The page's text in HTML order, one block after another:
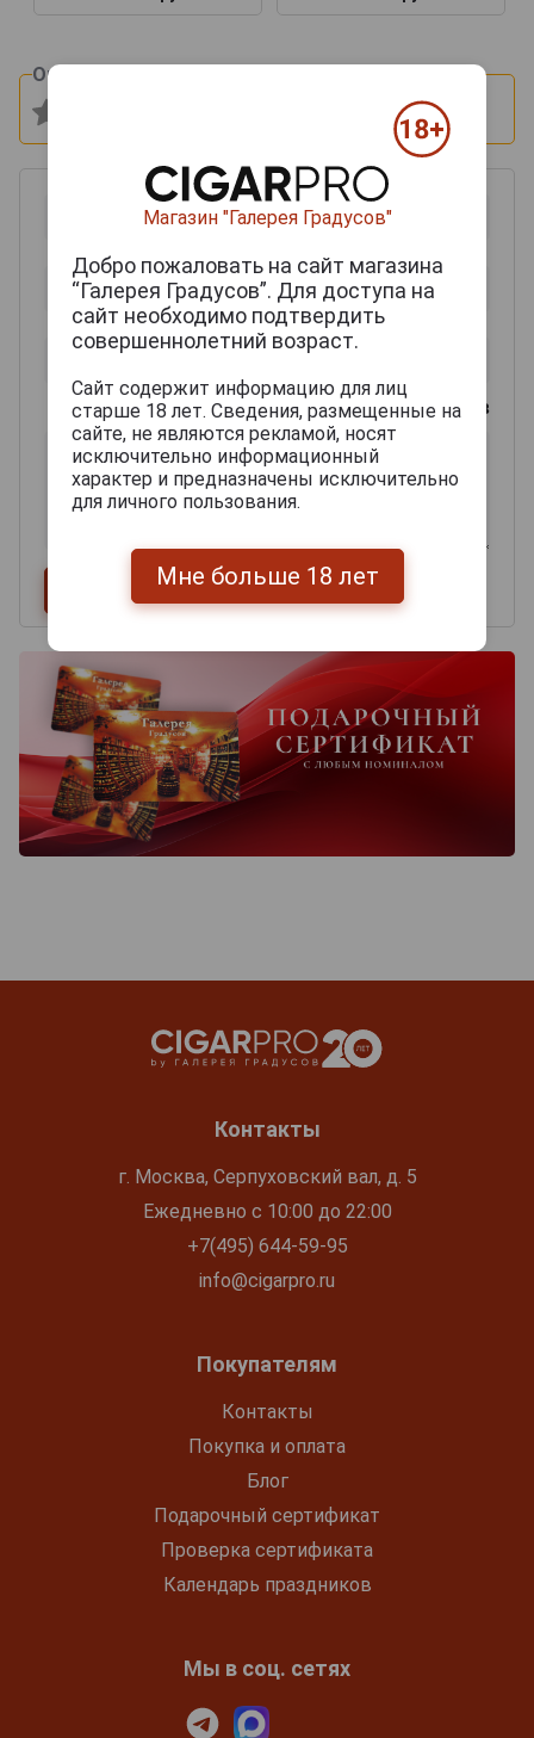
Оцените и напишите отзыв:
0из 2000 знаков
Контакты
г. Москва, Серпуховский вал, д. 5
Ежедневно с 10:00 до 22:00
+7(495) 644-59-95
info@cigarpro.ru
Покупателям
Контакты
Покупка и оплата
Блог
Подарочный сертификат
Проверка сертификата
Календарь праздников
Мы в соц. сетях
Магазин "Галерея Градусов"
Добро пожаловать на сайт магазина
“Галерея Градусов”. Для доступа на
сайт необходимо подтвердить
совершеннолетний возраст.
Сайт содержит информацию для лиц
старше 18 лет. Сведения, размещенные на
сайте, не являются рекламой, носят
исключительно информационный
характер и предназначены исключительно
для личного пользования.
Мне больше 18 лет